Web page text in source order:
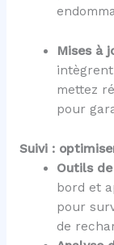
Mises à
mettez
pour
Suivi :
Outils
bord et
pour
de